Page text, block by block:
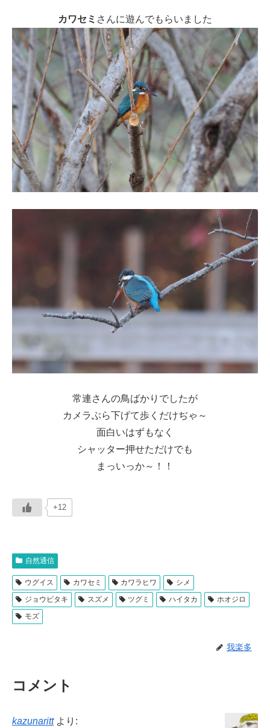
カワセミ さんに遊んでもらいました
常連さんの鳥ばかりでしたが
カメラぶら下げて歩くだけぢゃ～
面白いはずもなく
シャッター押せただけでも
まっいっか～！！
+12
自然通信
ウグイス カワセミ カワラヒワ
シメ
ジョウビタキ
スズメ ツグミ ハイタカ
ホオジロ
モズ
我楽多
コメント
kazunaritt より: